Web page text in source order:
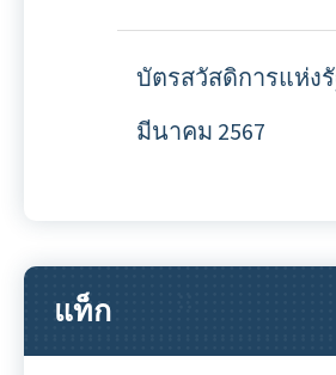
บัตรสวัสดิการแห่ง
มีนาคม 2567
แท็ก